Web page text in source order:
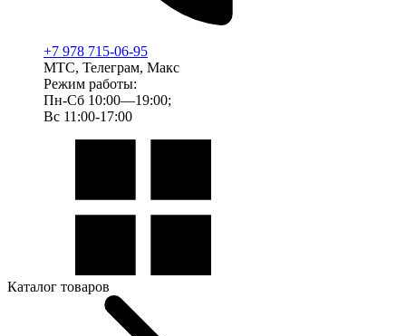
+7 978 715-06-95
МТС, Телеграм, Макс
Режим работы:
Пн-Сб 10:00—19:00;
Вс 11:00-17:00
Каталог товаров